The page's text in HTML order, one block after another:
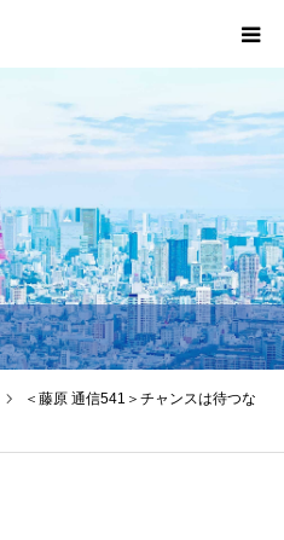
＜藤原 通信541＞チャンスは待つな